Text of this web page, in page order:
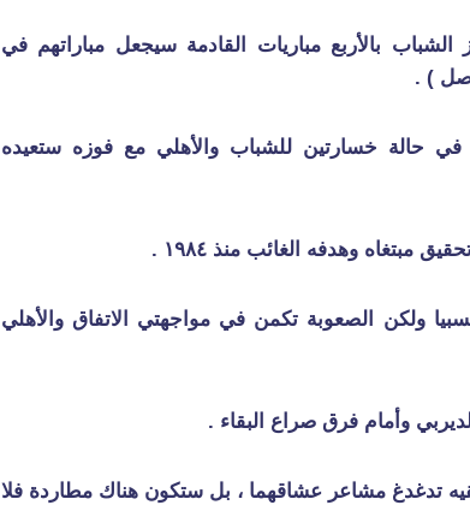
بالأربع مباريات القادمة سيجعل مباراتهم في
) .
في حالة خسارتين للشباب والأهلي مع فوزه ستعيده
مبتغاه وهدفه الغائب منذ ١٩٨٤ .
ولكن الصعوبة تكمن في مواجهتي الاتفاق والأهلي
وأمام فرق صراع البقاء .
تدغدغ مشاعر عشاقهما ، بل ستكون هناك مطاردة فلا